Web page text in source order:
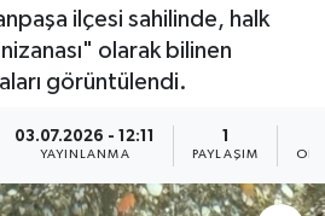
ilçesi sahilinde, halk
olarak bilinen
görüntülendi.
03.07.2026 - 12:11
YAYINLANMA PAYLAŞIM